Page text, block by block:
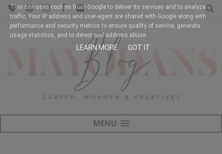
MENU
This site uses cookies from Google to deliver its services and to analyze
traffic. Your IP address and user-agent are shared with Google along with
performance and security metrics to ensure quality of service, generate
usage statistics, and to detect and address abuse.
LEARN MORE GOT IT